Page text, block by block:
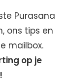
Purasana
ons tips en
mailbox.
op je